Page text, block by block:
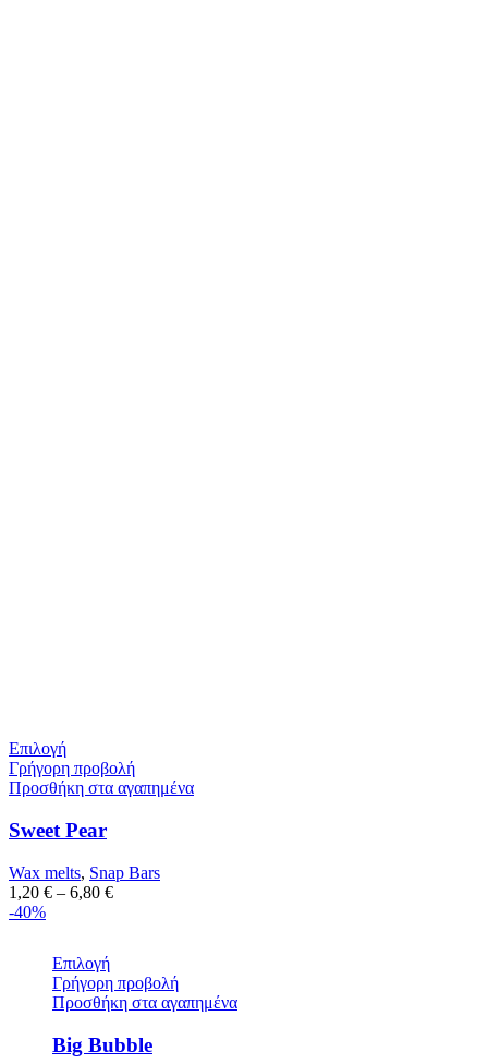
Επιλογή
Γρήγορη προβολή
Προσθήκη στα αγαπημένα
Big Bubble
Επιλογή
Γρήγορη προβολή
Προσθήκη στα αγαπημένα
Sweet Pear
Wax melts, Snap Bars
1,20 € – 6,80 €
-40%